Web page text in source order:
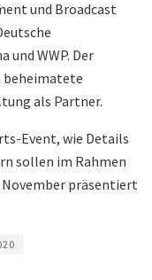
und Broadcast
und WWP. Der
beheimatete
als Partner.
Event, wie Details
sollen im Rahmen
präsentiert